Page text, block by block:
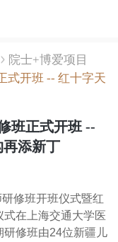
院士+博爱项目
式开班 -- 红十字天
班正式开班 --
添新丁
修班开班仪式暨红
在上海交通大学医
研修班由24位新疆儿